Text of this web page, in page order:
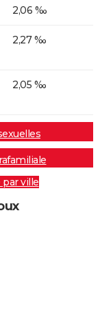
2,06 ‰
2,27 ‰
2,05 ‰
par ville